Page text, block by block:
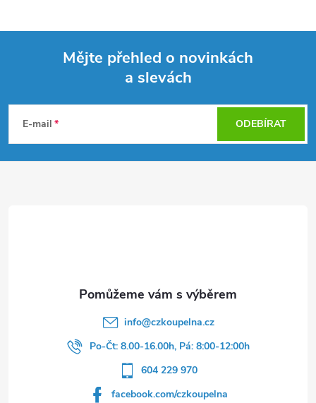
p
Mějte přehled o novinkách
a slevách
E-mail ODEBÍRAT
info@czkoupelna.cz
Po-Čt: 8.00-16.00h, Pá: 8:00-12:00h
604 229 970
facebook.com/czkoupelna